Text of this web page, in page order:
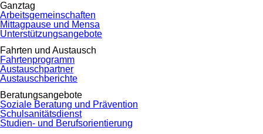
Ganztag
Arbeitsgemeinschaften
Mittagpause und Mensa
Unterstützungsangebote
Fahrten und Austausch
Fahrtenprogramm
Austauschpartner
Austauschberichte
Beratungsangebote
Soziale Beratung und Prävention
Schulsanitätsdienst
Studien- und Berufsorientierung